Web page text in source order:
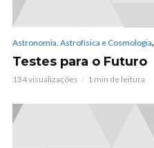
Astronomia, Astrofísica e Cosmologia,
Testes para o Futuro
134 visualizações 1 min de leitura